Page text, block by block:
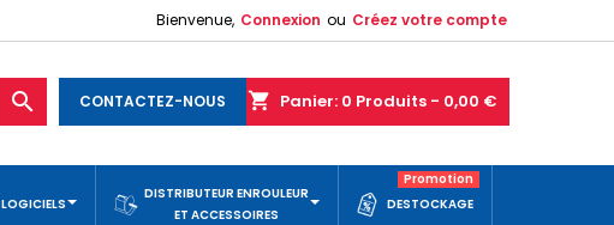
Bienvenue, Connexion ou Créez votre compte
shopping_cart Panier: 0 Produits - 0,00 €
CONTACTEZ-NOUS

LOGICIELS
DISTRIBUTEUR ENROULEUR
ET ACCESSOIRES
DESTOCKAGE
Promotion